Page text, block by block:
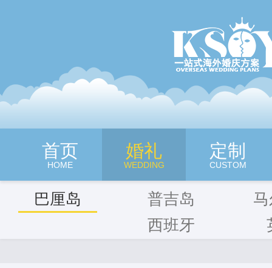
深圳旷世奇缘海外婚纱摄影
首页
HOME
婚礼
WEDDING
定制
CUSTOM
巴厘岛 普吉岛
西班牙